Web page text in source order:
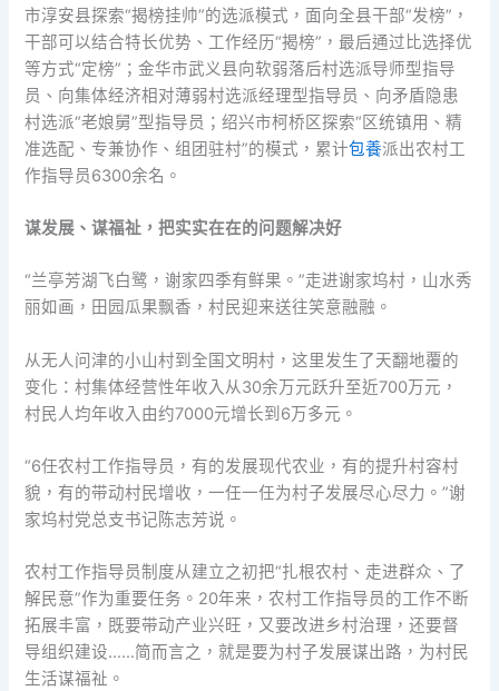
市淳安县探索“揭榜挂帅”的选派模式，面向全县干部“发榜”，
干部可以结合特长优势、工作经历“揭榜”，最后通过比选择优
等方式“定榜”；金华市武义县向软弱落后村选派导师型指导
员、向集体经济相对薄弱村选派经理型指导员、向矛盾隐患
村选派“老娘舅”型指导员；绍兴市柯桥区探索“区统镇用、精
准选配、专兼协作、组团驻村”的模式，累计包養派出农村工
作指导员6300余名。
谋发展、谋福祉，把实实在在的问题解决好
“兰亭芳湖飞白鹭，谢家四季有鲜果。”走进谢家坞村，山水秀
丽如画，田园瓜果飘香，村民迎来送往笑意融融。
从无人问津的小山村到全国文明村，这里发生了天翻地覆的
变化：村集体经营性年收入从30余万元跃升至近700万元，
村民人均年收入由约7000元增长到6万多元。
“6任农村工作指导员，有的发展现代农业，有的提升村容村
貌，有的带动村民增收，一任一任为村子发展尽心尽力。”谢
家坞村党总支书记陈志芳说。
农村工作指导员制度从建立之初把“扎根农村、走进群众、了
解民意”作为重要任务。20年来，农村工作指导员的工作不断
拓展丰富，既要带动产业兴旺，又要改进乡村治理，还要督
导组织建设……简而言之，就是要为村子发展谋出路，为村民
生活谋福祉。